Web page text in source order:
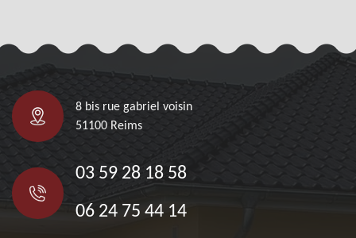
8 bis rue gabriel voisin
51100 Reims
03 59 28 18 58
06 24 75 44 14